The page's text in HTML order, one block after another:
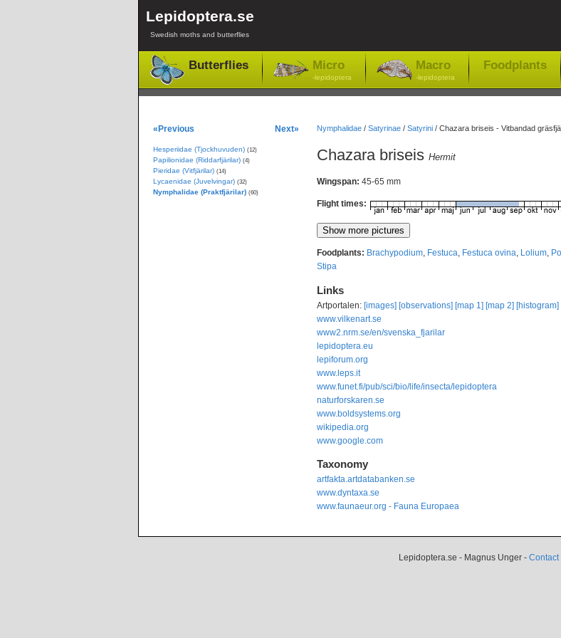
Lepidoptera.se
Swedish moths and butterflies
Butterflies Micro
-lepidoptera
Macro
-lepidoptera
Foodplants
Nymphalidae/ Satyrinae/ Satyrini/ Chazara briseis - Vitbandad
Chazara briseis Hermit
Wingspan: 45-65 mm
Flight times:
Foodplants: Brachypodium, Festuca, Festuca ovina, Lolium,
Stipa
Links
Artportalen: [images] [observations] [map 1] [map 2] [histogram]
www.vilkenart.se
www2.nrm.se/en/svenska_fjarilar
lepidoptera.eu
lepiforum.org
www.leps.it
www.funet.fi/pub/sci/bio/life/insecta/lepidoptera
naturforskaren.se
www.boldsystems.org
wikipedia.org
www.google.com
Taxonomy
artfakta.artdatabanken.se
www.dyntaxa.se
www.faunaeur.org - Fauna Europaea
«Previous Next»
Hesperiidae (Tjockhuvuden) (12)
Papilionidae (Riddarfjärilar) (4)
Pieridae (Vitfjärilar) (14)
Lycaenidae (Juvelvingar) (32)
Nymphalidae (Praktfjärilar) (60)
Lepidoptera.se - Magnus Unger - Contact